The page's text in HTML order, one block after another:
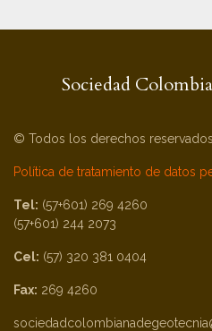
Sociedad
© Todos los derechos reservados
Política de tratamiento de datos
Tel: (57+601) 269 4260
(57+601) 244 2073
Cel: (57) 320 381 0404
Fax: 269 4260